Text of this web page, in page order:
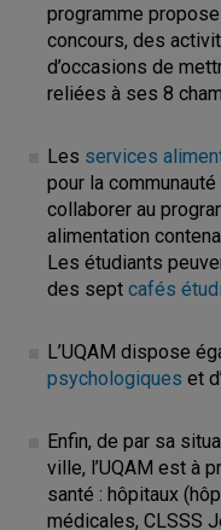
programme
concours, des
d’occasions de
reliées à ses 8
Les services
pour la
collaborer au
alimentation
Les étudiants
des sept cafés
L’UQAM dispose
psychologiques et
Enfin, de par sa
ville, l’UQAM est à
santé : hôpitaux
médicales, CLSSS